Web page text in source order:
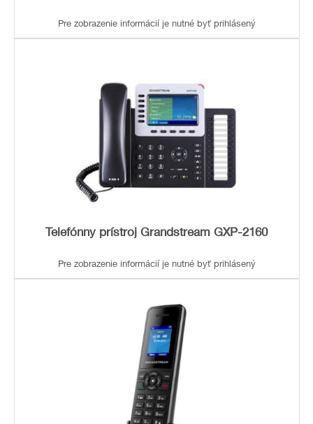
Pre zobrazenie informácií je nutné byť prihlásený
Telefónny prístroj Grandstream GXP-2160
Pre zobrazenie informácií je nutné byť prihlásený